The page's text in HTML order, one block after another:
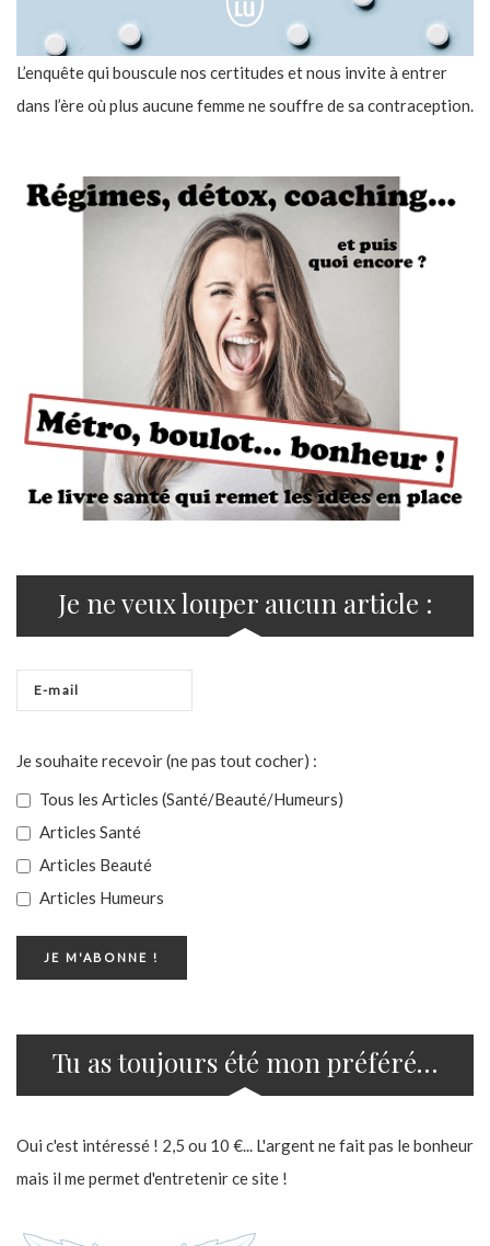
L’enquête qui bouscule nos certitudes et nous invite à entrer
dans l’ère où plus aucune femme ne souffre de sa contraception.
Je ne veux louper aucun article :
Je souhaite recevoir (ne pas tout cocher) :
Tous les Articles (Santé/Beauté/Humeurs)
Articles Santé
Articles Beauté
Articles Humeurs
Tu as toujours été mon préféré…
Oui c'est intéressé ! 2,5 ou 10 €... L'argent ne fait pas le bonheur
mais il me permet d'entretenir ce site !